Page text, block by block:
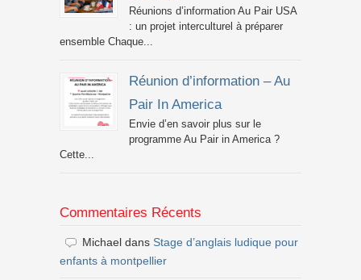
Réunions d’information Au Pair USA
: un projet interculturel à préparer
ensemble Chaque...
Réunion d’information – Au
Pair In America
Envie d’en savoir plus sur le
programme Au Pair in America ?
Cette...
Commentaires Récents
Michael dans Stage d’anglais ludique pour
enfants à montpellier